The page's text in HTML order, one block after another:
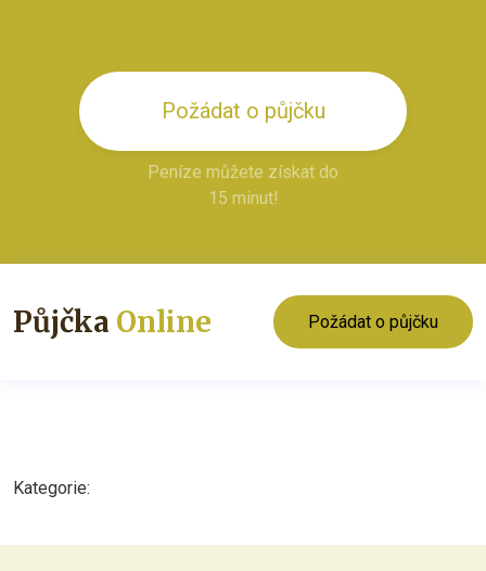
Požádat o půjčku
Peníze můžete získat do
15 minut!
Půjčka Online Požádat o půjčku
Kategorie: